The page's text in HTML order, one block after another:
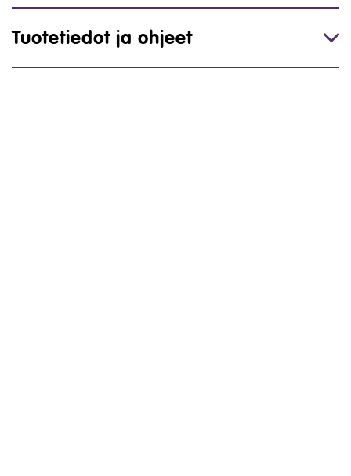
Tuotetiedot ja ohjeet